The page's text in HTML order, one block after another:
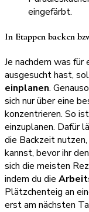
In Etappen backen
Je nachdem was
ausgesucht hast,
einplanen.
sich nur über eine
konzentrieren. So
einzuplanen. Dafür
die Backzeit
kannst, bevor ihr
sich die meisten
indem du die
Plätzchenteig an
erst am nächsten